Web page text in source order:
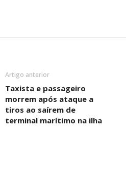
Artigo anterior
Taxista e passageiro
morrem após ataque a
tiros ao saírem de
terminal marítimo na ilha